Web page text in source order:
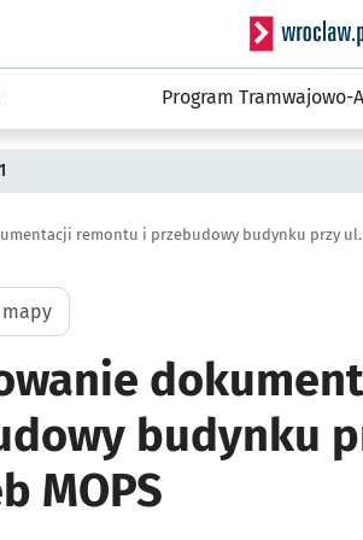
Serwis
Program Tramwajowo-
budynku
MOPS